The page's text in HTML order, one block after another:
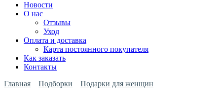
Новости
О нас
Отзывы
Уход
Оплата и доставка
Карта постоянного покупателя
Как заказать
Контакты
Главная
Подборки Подарки для женщин